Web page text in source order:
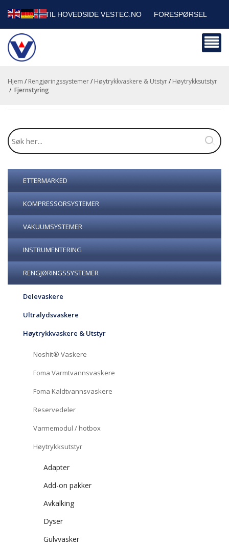
TILBAKE TIL HOVEDSIDE VESTEC.NO FORESPØRSEL
HANDLEVOGN
BEDRIFTSKUNDER
Hjem / Rengjøringssystemer/ Høytrykkvaskere & Utstyr/ Høytrykksutstyr
/
fjernstyring
ETTERMARKED
KOMPRESSORSYSTEMER
VAKUUMSYSTEMER
INSTRUMENTERING
RENGJØRINGSSYSTEMER
Delevaskere
Ultralydsvaskere
Høytrykkvaskere & Utstyr
Noshit® Vaskere
Foma Varmtvannsvaskere
Foma Kaldtvannsvaskere
Reservedeler
Varmemodul / hotbox
Høytrykksutstyr
Adapter
Add-on pakker
Avkalking
Dyser
Gulvvasker